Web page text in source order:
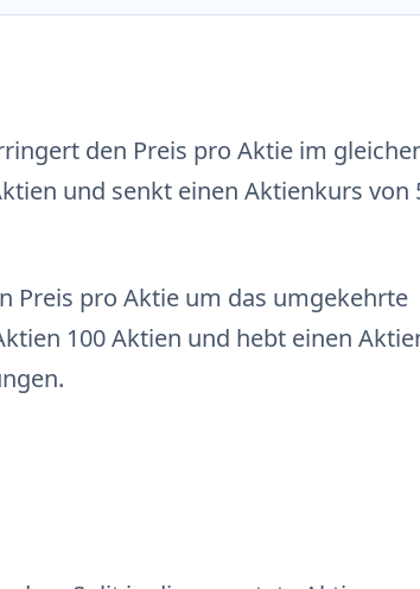
den Preis pro Aktie im
und senkt einen Aktienkurs von
Preis pro Aktie um das umgekehrte
100 Aktien und hebt einen